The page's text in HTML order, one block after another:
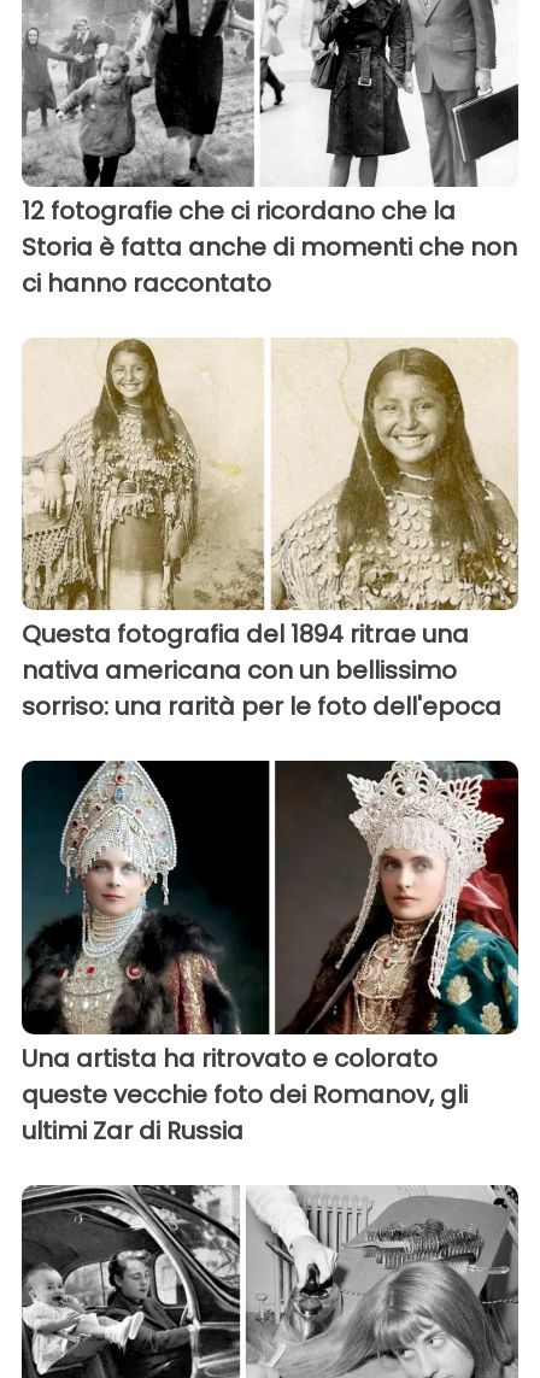
12 fotografie che ci ricordano che la
Storia è fatta anche di momenti che non
ci hanno raccontato
Questa fotografia del 1894 ritrae una
nativa americana con un bellissimo
sorriso: una rarità per le foto dell'epoca
Una artista ha ritrovato e colorato
queste vecchie foto dei Romanov, gli
ultimi Zar di Russia